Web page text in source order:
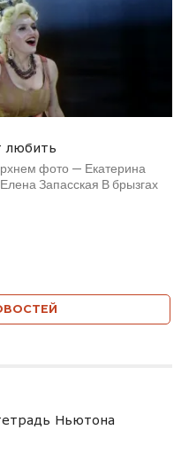
любить
фото — Екатерина
Запасская В брызгах
Ньютона